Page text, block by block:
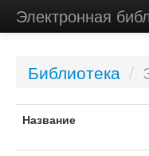
Электронная
Библиотека /
Название